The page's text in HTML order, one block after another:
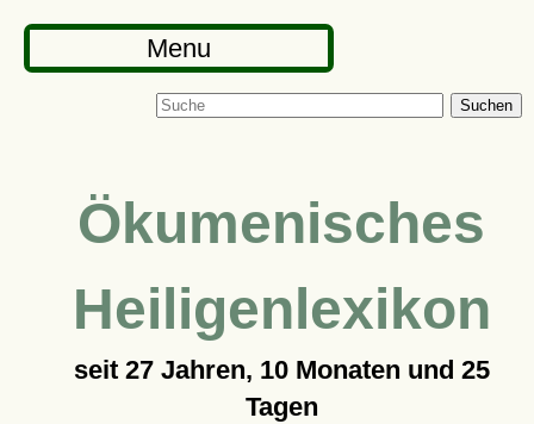
Menu
Suchen
Ökumenisches
Heiligenlexikon
seit 27 Jahren, 10 Monaten und 25
Tagen